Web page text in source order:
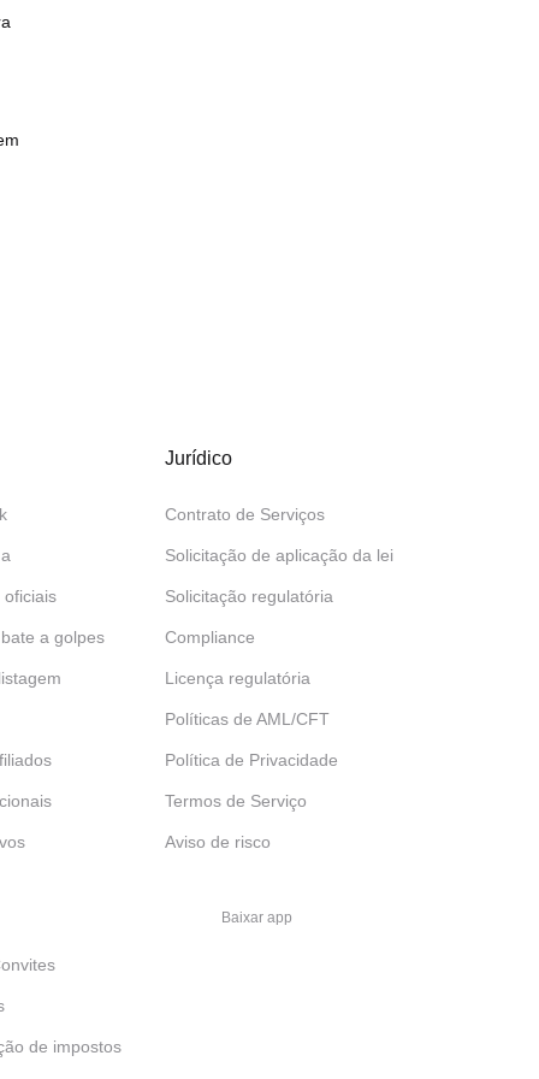
oficiais
a golpes
de impostos
Jurídico
Contrato de Serviços
Solicitação de aplicação da lei
Solicitação regulatória
Compliance
Licença regulatória
Políticas de AML/CFT
Política de Privacidade
Termos de Serviço
Aviso de risco
Baixar app